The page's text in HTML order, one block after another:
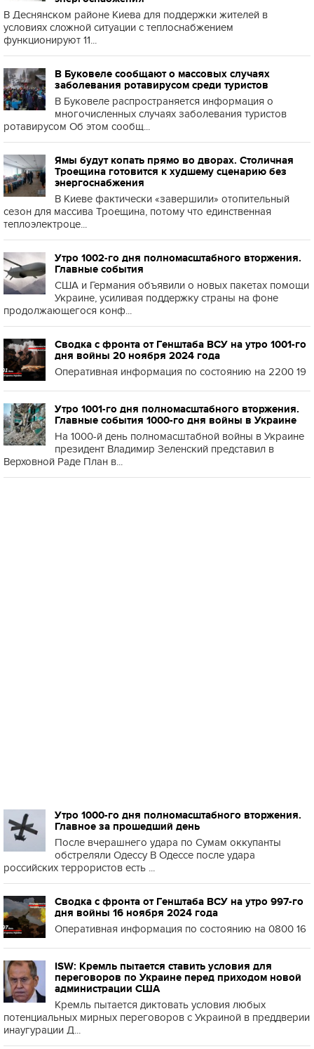
В Деснянском районе Киева для поддержки жителей в
условиях сложной ситуации с теплоснабжением
функционируют 11...
В Буковеле сообщают о массовых случаях
заболевания ротавирусом среди туристов
В Буковеле распространяется информация о
многочисленных случаях заболевания туристов
ротавирусом Об этом сообщ...
Ямы будут копать прямо во дворах. Столичная
Троещина готовится к худшему сценарию без
энергоснабжения
В Киеве фактически «завершили» отопительный
сезон для массива Троещина, потому что единственная
теплоэлектроце...
Утро 1002-го дня полномасштабного вторжения.
Главные события
США и Германия объявили о новых пакетах помощи
Украине, усиливая поддержку страны на фоне
продолжающегося конф...
Сводка с фронта от Генштаба ВСУ на утро 1001-го
дня войны 20 ноября 2024 года
Оперативная информация по состоянию на 2200 19
Утро 1001-го дня полномасштабного вторжения.
Главные события 1000-го дня войны в Украине
На 1000-й день полномасштабной войны в Украине
президент Владимир Зеленский представил в
Верховной Раде План в...
Утро 1000-го дня полномасштабного вторжения.
Главное за прошедший день
После вчерашнего удара по Сумам оккупанты
обстреляли Одессу В Одессе после удара
российских террористов есть ...
Сводка с фронта от Генштаба ВСУ на утро 997-го
дня войны 16 ноября 2024 года
Оперативная информация по состоянию на 0800 16
ISW: Кремль пытается ставить условия для
переговоров по Украине перед приходом новой
администрации США
Кремль пытается диктовать условия любых
потенциальных мирных переговоров с Украиной в преддверии
инаугурации Д...